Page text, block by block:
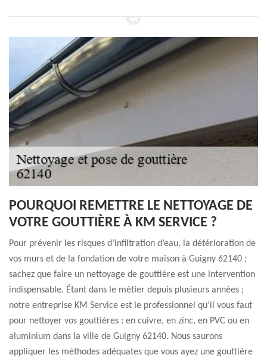
POURQUOI REMETTRE LE NETTOYAGE DE
VOTRE GOUTTIÈRE À KM SERVICE ?
Pour prévenir les risques d’infiltration d’eau, la détérioration de
vos murs et de la fondation de votre maison à Guigny 62140 ;
sachez que faire un nettoyage de gouttière est une intervention
indispensable. Étant dans le métier depuis plusieurs années ;
notre entreprise KM Service est le professionnel qu’il vous faut
pour nettoyer vos gouttières : en cuivre, en zinc, en PVC ou en
aluminium dans la ville de Guigny 62140. Nous saurons
appliquer les méthodes adéquates que vous ayez une gouttière